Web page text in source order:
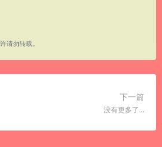
请勿转载。
下一篇
没有更多了...